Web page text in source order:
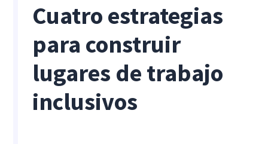
Cuatro estrategias
para construir
lugares de trabajo
inclusivos